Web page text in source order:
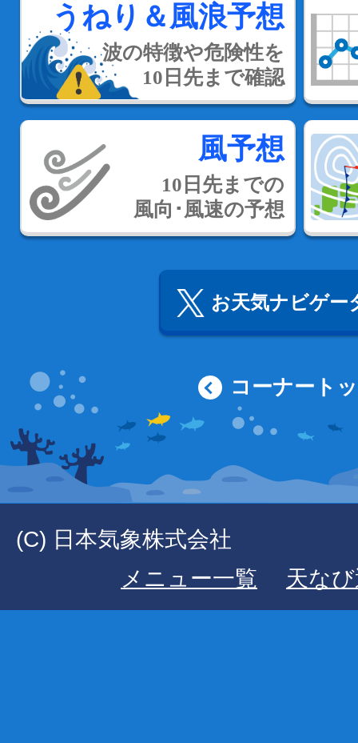
うねり＆風浪予想
波の特徴や危険性を
10日先まで確認
風予想
10日先までの
風向･風速の予想
お天気ナビゲー
コーナート
(C) 日本気象株式会社
メニュー一覧
天な